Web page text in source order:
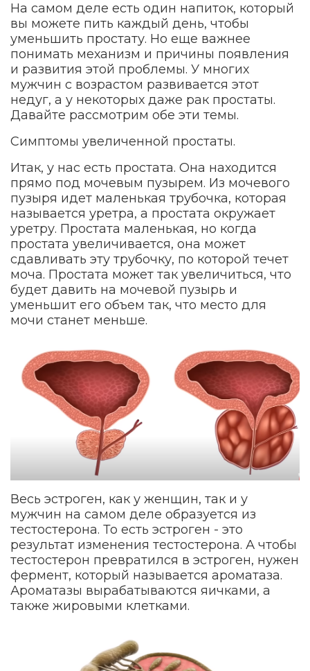
На самом деле есть один напиток, который
вы можете пить каждый день, чтобы
уменьшить простату. Но еще важнее
понимать механизм и причины появления
и развития этой проблемы. У многих
мужчин с возрастом развивается этот
недуг, а у некоторых даже рак простаты.
Давайте рассмотрим обе эти темы.
Симптомы увеличенной простаты.
Итак, у нас есть простата. Она находится
прямо под мочевым пузырем. Из мочевого
пузыря идет маленькая трубочка, которая
называется уретра, а простата окружает
уретру. Простата маленькая, но когда
простата увеличивается, она может
сдавливать эту трубочку, по которой течет
моча. Простата может так увеличиться, что
будет давить на мочевой пузырь и
уменьшит его объем так, что место для
мочи станет меньше.
Весь эстроген, как у женщин, так и у
мужчин на самом деле образуется из
тестостерона. То есть эстроген - это
результат изменения тестостерона. А чтобы
тестостерон превратился в эстроген, нужен
фермент, который называется ароматаза.
Ароматазы вырабатываются яичками, а
также жировыми клетками.